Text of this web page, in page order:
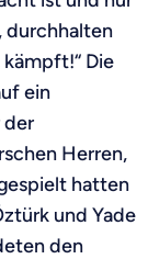
durchhalten
Die
ein
der
Herren,
hatten
und Yade
den